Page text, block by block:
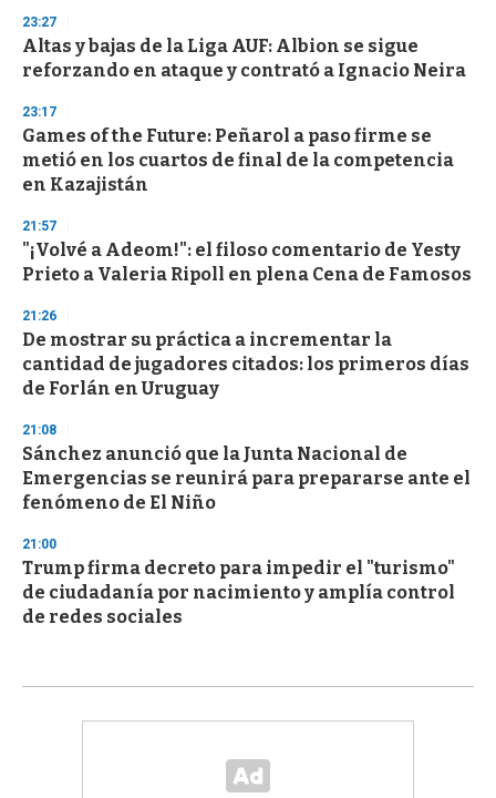
d
s
23:27
Altas y bajas de la Liga AUF: Albion se sigue
reforzando en ataque y contrató a Ignacio Neira
23:17
Games of the Future: Peñarol a paso firme se
metió en los cuartos de final de la competencia
en Kazajistán
21:57
"¡Volvé a Adeom!": el filoso comentario de Yesty
Prieto a Valeria Ripoll en plena Cena de Famosos
21:26
De mostrar su práctica a incrementar la
cantidad de jugadores citados: los primeros días
de Forlán en Uruguay
21:08
Sánchez anunció que la Junta Nacional de
Emergencias se reunirá para prepararse ante el
fenómeno de El Niño
21:00
Trump firma decreto para impedir el "turismo"
de ciudadanía por nacimiento y amplía control
de redes sociales